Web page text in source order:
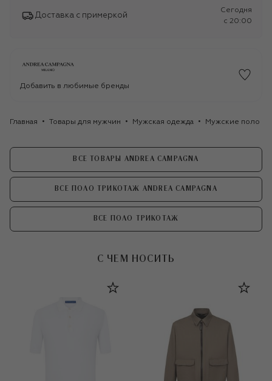
Доставка с примеркой
Сегодня
c 20:00
Добавить в любимые бренды
Главная Товары для мужчин Мужская одежда Мужские поло
ВСЕ ТОВАРЫ ANDREA CAMPAGNA
ВСЕ ПОЛО ТРИКОТАЖ ANDREA CAMPAGNA
ВСЕ ПОЛО ТРИКОТАЖ
С ЧЕМ НОСИТЬ